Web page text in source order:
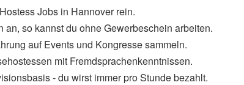
Jobs in Hannover rein.
so kannst du ohne Gewerbeschein arbeiten.
auf Events und Kongresse sammeln.
mit Fremdsprachenkenntnissen.
- du wirst immer pro Stunde bezahlt.